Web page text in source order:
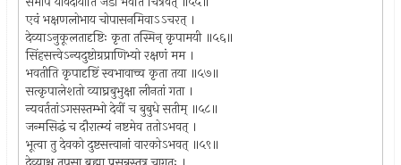
एवं भक्षणलोभाय चोपासनमिवाऽऽचरत् ।
देव्याऽनुकूलतादृष्टिः कृता तस्मिन् कृपामयी ॥५६॥
सिंहसत्त्वेऽन्यदुष्टोग्रप्राणिभ्यो रक्षणं मम ।
भवतीति कृपादृष्टिं स्वभावाच्च कृता तया ॥५७॥
सत्कृपालेशतो व्याघ्रबुभुक्षा लीनतां गता ।
न्यवर्ततांऽगसस्तम्भो देवीं च बुबुधे सतीम् ॥५८॥
जन्मसिद्धं च दौरात्म्यं नष्टमेव ततोऽभवत् ।
भूत्वा तु देवको दुष्टसत्त्वानां वारकोऽभवत् ॥५९॥